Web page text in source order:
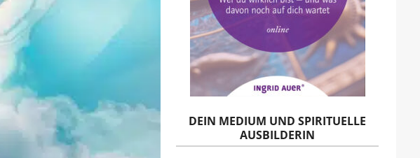
DEIN MEDIUM UND SPIRITUELLE
AUSBILDERIN